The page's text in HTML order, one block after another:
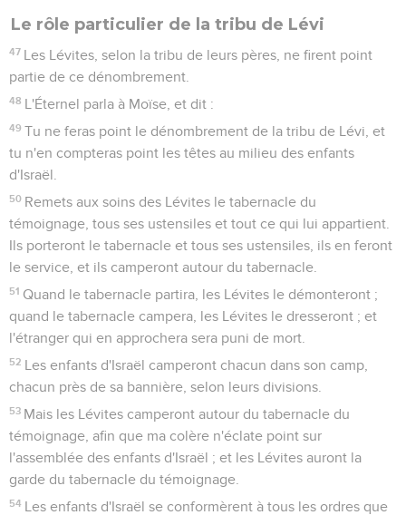
Le rôle particulier de la tribu de Lévi
47 Les Lévites, selon la tribu de leurs pères, ne firent point
partie de ce dénombrement.
48 L'Éternel parla à Moïse, et dit :
49 Tu ne feras point le dénombrement de la tribu de Lévi, et
tu n'en compteras point les têtes au milieu des enfants
d'Israël.
50 Remets aux soins des Lévites le tabernacle du
témoignage, tous ses ustensiles et tout ce qui lui appartient.
Ils porteront le tabernacle et tous ses ustensiles, ils en feront
le service, et ils camperont autour du tabernacle.
51 Quand le tabernacle partira, les Lévites le démonteront ;
quand le tabernacle campera, les Lévites le dresseront ; et
l'étranger qui en approchera sera puni de mort.
52 Les enfants d'Israël camperont chacun dans son camp,
chacun près de sa bannière, selon leurs divisions.
53 Mais les Lévites camperont autour du tabernacle du
témoignage, afin que ma colère n'éclate point sur
l'assemblée des enfants d'Israël ; et les Lévites auront la
garde du tabernacle du témoignage.
54 Les enfants d'Israël se conformèrent à tous les ordres que